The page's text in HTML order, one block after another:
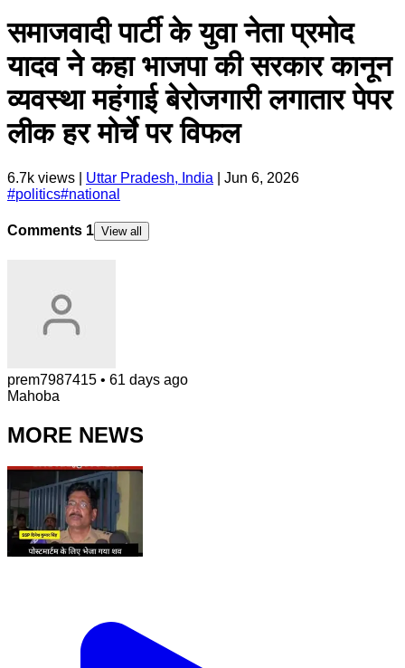
समाजवादी पार्टी के युवा नेता प्रमोद
यादव ने कहा भाजपा की सरकार कानून
व्यवस्था महंगाई बेरोजगारी लगातार पेपर
लीक हर मोर्चे पर विफल
6.7k views | Uttar Pradesh, India
Jun 6, 2026
#politics#national
Comments 1 View all
prem7987415 • 61 days ago
Mahoba
MORE NEWS